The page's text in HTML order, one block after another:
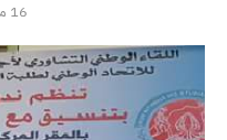
16 مارس، 2020